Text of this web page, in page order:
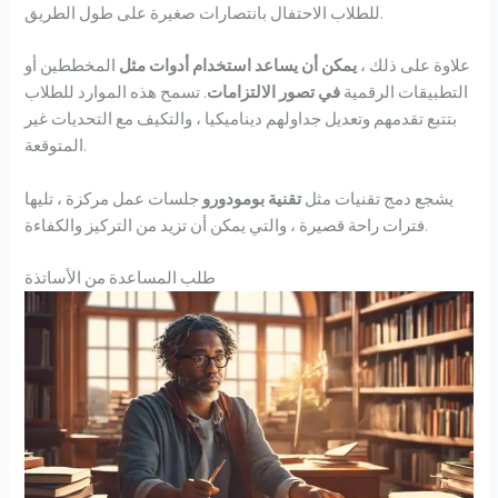
للطلاب الاحتفال بانتصارات صغيرة على طول الطريق.
علاوة على ذلك ، يمكن أن يساعد استخدام أدوات مثل المخططين أو
التطبيقات الرقمية في تصور الالتزامات. تسمح هذه الموارد للطلاب
بتتبع تقدمهم وتعديل جداولهم ديناميكيا ، والتكيف مع التحديات غير
المتوقعة.
يشجع دمج تقنيات مثلتقنية بومودورو جلسات عمل مركزة ، تليها
فترات راحة قصيرة ، والتي يمكن أن تزيد من التركيز والكفاءة.
طلب المساعدة من الأساتذة